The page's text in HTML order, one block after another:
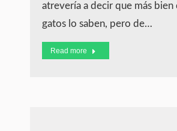
atrevería a decir que más bien
gatos lo saben, pero de…
Read more